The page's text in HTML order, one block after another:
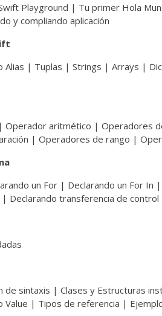
Playground | Tu primer Hola
y compliando aplicación
| Tuplas | Strings | Arrays |
Operador aritmético | Operadores
| Operadores de rango |
un For | Declarando un For In
Declarando transferencia de control
sintaxis | Clases y Estructuras
| Tipos de referencia |